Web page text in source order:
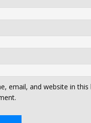
email, and website in